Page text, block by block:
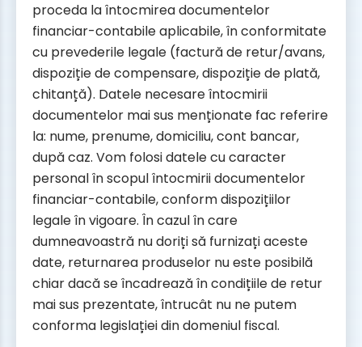
proceda la întocmirea documentelor
financiar-contabile aplicabile, în conformitate
cu prevederile legale (factură de retur/avans,
dispoziție de compensare, dispoziție de plată,
chitanță). Datele necesare întocmirii
documentelor mai sus menționate fac referire
la: nume, prenume, domiciliu, cont bancar,
după caz. Vom folosi datele cu caracter
personal în scopul întocmirii documentelor
financiar-contabile, conform dispozițiilor
legale în vigoare. În cazul în care
dumneavoastră nu doriți să furnizați aceste
date, returnarea produselor nu este posibilă
chiar dacă se încadrează în condițiile de retur
mai sus prezentate, întrucât nu ne putem
conforma legislației din domeniul fiscal.